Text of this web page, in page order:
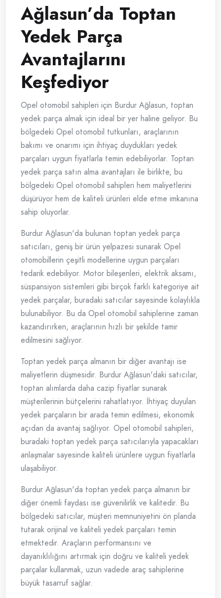
Ağlasun’da Toptan
Yedek Parça
Avantajlarını
Keşfediyor
Opel otomobil sahipleri için Burdur Ağlasun, toptan
yedek parça almak için ideal bir yer haline geliyor. Bu
bölgedeki Opel otomobil tutkunları, araçlarının
bakımı ve onarımı için ihtiyaç duydukları yedek
parçaları uygun fiyatlarla temin edebiliyorlar. Toptan
yedek parça satın alma avantajları ile birlikte, bu
bölgedeki Opel otomobil sahipleri hem maliyetlerini
düşürüyor hem de kaliteli ürünleri elde etme imkanına
sahip oluyorlar.
Burdur Ağlasun'da bulunan toptan yedek parça
satıcıları, geniş bir ürün yelpazesi sunarak Opel
otomobillerin çeşitli modellerine uygun parçaları
tedarik edebiliyor. Motor bileşenleri, elektrik aksamı,
süspansiyon sistemleri gibi birçok farklı kategoriye ait
yedek parçalar, buradaki satıcılar sayesinde kolaylıkla
bulunabiliyor. Bu da Opel otomobil sahiplerine zaman
kazandırırken, araçlarının hızlı bir şekilde tamir
edilmesini sağlıyor.
Toptan yedek parça almanın bir diğer avantajı ise
maliyetlerin düşmesidir. Burdur Ağlasun'daki satıcılar,
toptan alımlarda daha cazip fiyatlar sunarak
müşterilerinin bütçelerini rahatlatıyor. İhtiyaç duyulan
yedek parçaların bir arada temin edilmesi, ekonomik
açıdan da avantaj sağlıyor. Opel otomobil sahipleri,
buradaki toptan yedek parça satıcılarıyla yapacakları
anlaşmalar sayesinde kaliteli ürünlere uygun fiyatlarla
ulaşabiliyor.
Burdur Ağlasun'da toptan yedek parça almanın bir
diğer önemli faydası ise güvenilirlik ve kalitedir. Bu
bölgedeki satıcılar, müşteri memnuniyetini ön planda
tutarak orijinal ve kaliteli yedek parçaları temin
etmektedir. Araçların performansını ve
dayanıklılığını artırmak için doğru ve kaliteli yedek
parçalar kullanmak, uzun vadede araç sahiplerine
büyük tasarruf sağlar.